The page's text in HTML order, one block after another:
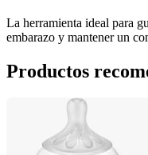
La herramienta ideal para
embarazo y mantener un
Productos